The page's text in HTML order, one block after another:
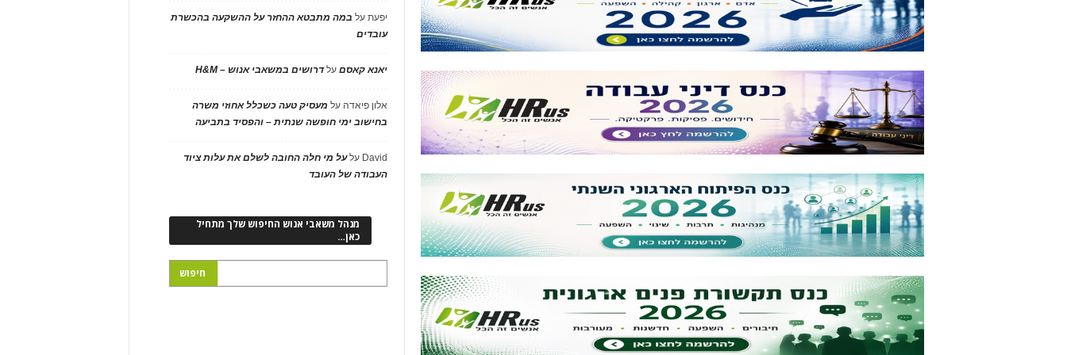
יפעתעל במה מתבטא ההחזר על ההשקעה בהכשרת
עובדים
יאנא קאסםעלדרושים במשאבי אנוש – H&M
אלון פיאדה על מעסיק טעה כשכלל אחוזי משרה
בחישוב ימי חופשה שנתית – והפסיד בתביעה
David עלעל מי חלה החובה לשלם את עלות ציוד
העבודה של העובד
מנהל משאבי אנוש החיפוש שלך מתחיל
כאן…